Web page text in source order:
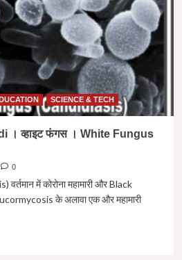
SCIENCE & TECH
। व्हाइट फंगस । White Fungus
0
में कोरोना महामारी और Black
के अलावा एक और महामारी